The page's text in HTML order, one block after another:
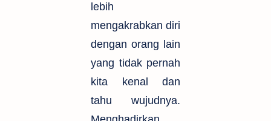
lebih
mengakrabkan diri
dengan orang lain
yang tidak pernah
kita kenal dan
tahu wujudnya.